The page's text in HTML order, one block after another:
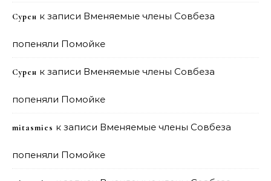
Сурен к записи Вменяемые члены Совбеза
попеняли Помойке
Сурен к записи Вменяемые члены Совбеза
попеняли Помойке
mitasmies к записи Вменяемые члены Совбеза
попеняли Помойке